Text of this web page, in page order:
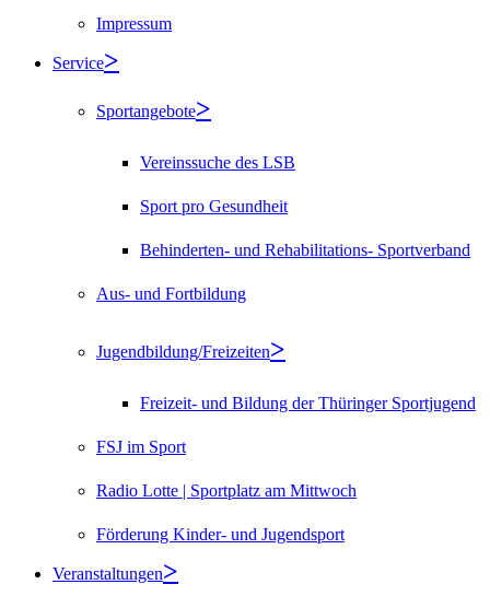
Impressum
Service
Sportangebote
Vereinssuche des LSB
Sport pro Gesundheit
Behinderten- und Rehabilitations- Sportverband
Aus- und Fortbildung
Jugendbildung/Freizeiten
Freizeit- und Bildung der Thüringer Sportjugend
FSJ im Sport
Radio Lotte | Sportplatz am Mittwoch
Förderung Kinder- und Jugendsport
Veranstaltungen